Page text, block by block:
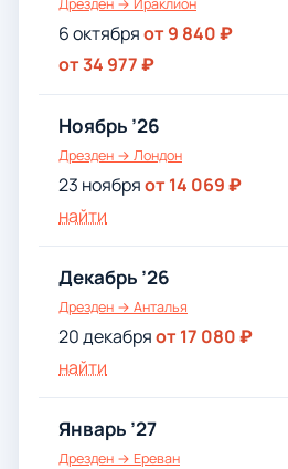
Дрезден → Ираклион
6 октябряот 9 840 ₽
от 34 977 ₽
Ноябрь ’26
Дрезден → Лондон
23 ноябряот 14 069 ₽
найти
Декабрь ’26
Дрезден → Анталья
20 декабряот 17 080 ₽
найти
Январь ’27
Дрезден → Ереван